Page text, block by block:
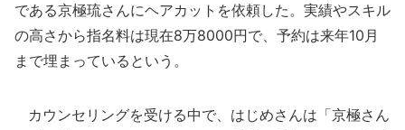
である京極琉さんにヘアカットを依頼した。実績やスキル
の高さから指名料は現在8万8000円で、予約は来年10月
まで埋まっているという。
カウンセリングを受ける中で、はじめさんは「京極さん